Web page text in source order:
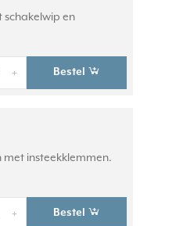
schakelwip en
+ Bestel
met insteekklemmen.
+ Bestel